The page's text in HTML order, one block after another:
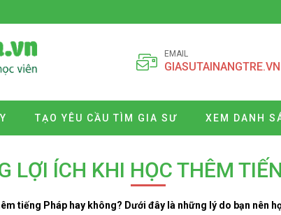
EMAIL
TẠO YÊU CẦU TÌM GIA SƯ XEM DANH
LỢI ÍCH KHI HỌC THÊM
tiếng Pháp hay không? Dưới đây là những lý do bạn nên